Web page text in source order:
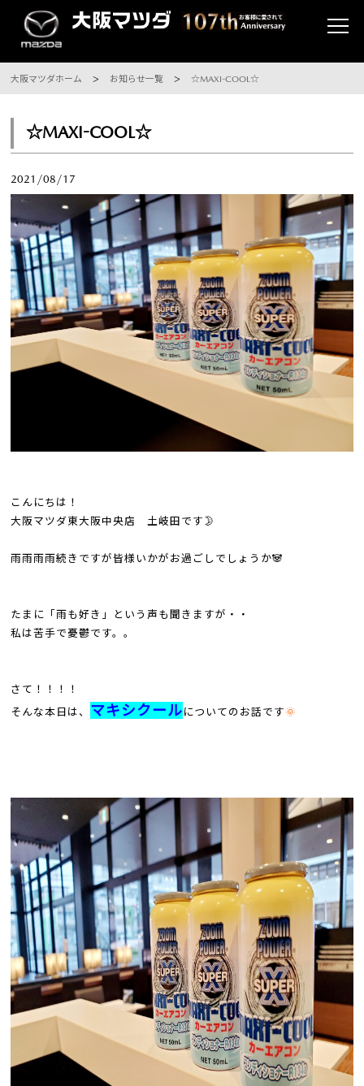
大阪マツダホーム お知らせ一覧 ☆MAXI-COOL☆
☆MAXI-COOL☆
2021/08/17
こんにちは！
大阪マツダ東大阪中央店 土岐田です🌛
雨雨雨雨続きですが皆様いかがお過ごしでしょうか🐼
たまに「雨も好き」という声も聞きますが・・
私は苦手で憂鬱です。。
さて！！！！
そんな本日は、 マキシクール についてのお話です🌞